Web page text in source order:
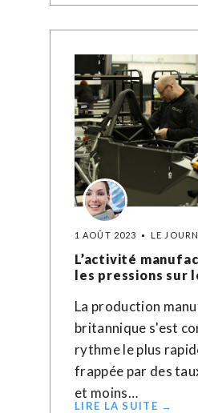
1 AOÛT 2023 LE
L’activité
les pressions sur
La production
britannique s'est
rythme le plus
frappée par des
et moins…
LIRE LA SUITE →